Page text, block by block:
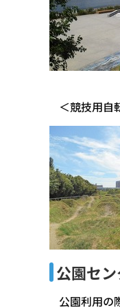
＜競技用自
公園セ
公園利用の